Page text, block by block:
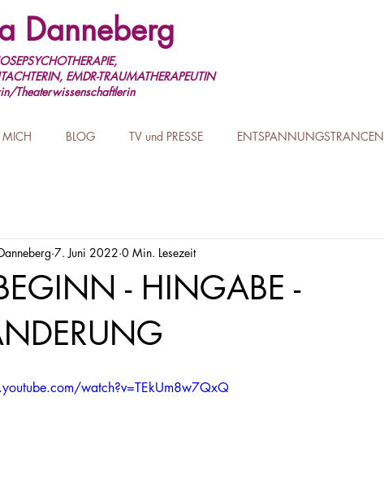
Danneberg
EMDR-TRAUMATHERAPEUTIN
Theaterwissenschaftlerin
MICH BLOG TV und PRESSE ENTSPANNUNGSTRANCEN
- HINGABE -
7. Juni 2022 0 Min. Lesezeit
watch?v=TEkUm8w7QxQ